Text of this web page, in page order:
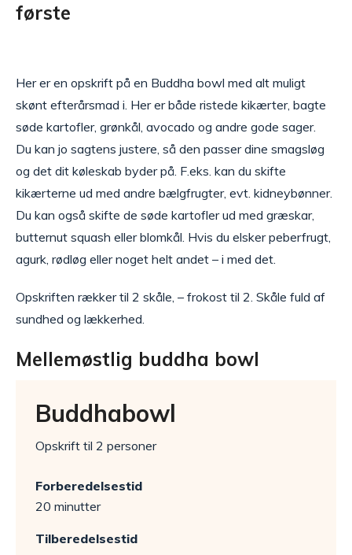
første
Her er en opskrift på en Buddha bowl med alt muligt
skønt efterårsmad i. Her er både ristede kikærter, bagte
søde kartofler, grønkål, avocado og andre gode sager.
Du kan jo sagtens justere, så den passer dine smagsløg
og det dit køleskab byder på. F.eks. kan du skifte
kikærterne ud med andre bælgfrugter, evt. kidneybønner.
Du kan også skifte de søde kartofler ud med græskar,
butternut squash eller blomkål. Hvis du elsker peberfrugt,
agurk, rødløg eller noget helt andet – i med det.
Opskriften rækker til 2 skåle, – frokost til 2. Skåle fuld af
sundhed og lækkerhed.
Mellemøstlig buddha bowl
Buddhabowl
Opskrift til 2 personer
Forberedelsestid
20 minutter
Tilberedelsestid